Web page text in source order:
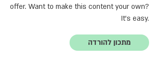
offer. Want to make this content your own?
It's easy.
מתכון להורדה